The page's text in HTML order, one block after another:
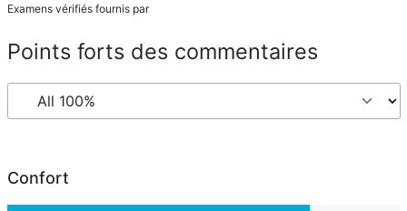
Examens vérifiés fournis par
Points forts des commentaires
Confort